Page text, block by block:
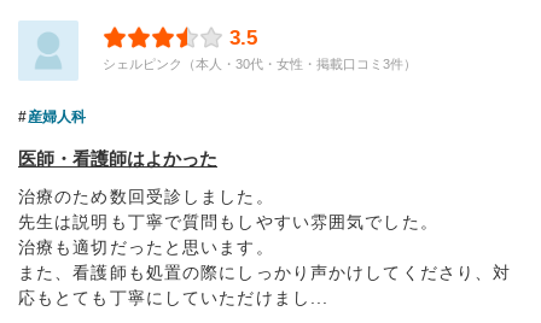
3.5
シェルピンク（本人・30代・女性・掲載口コミ3件）
産婦人科
医師・看護師はよかった
治療のため数回受診しました。
先生は説明も丁寧で質問もしやすい雰囲気でした。
治療も適切だったと思います。
また、看護師も処置の際にしっかり声かけしてくださり、対
応もとても丁寧にしていただけまし...